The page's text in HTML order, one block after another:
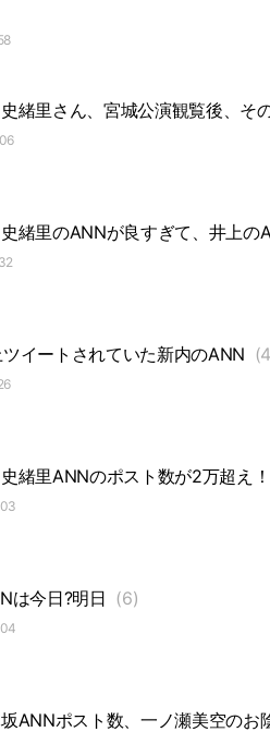
史緒里さん、宮城公演観覧後、そ
史緒里のANNが良すぎて、井上
イートされていた新内のANN
史緒里ANNのポスト数が2万超え！
は今日?明日 (6)
坂ANNポスト数、一ノ瀬美空のお